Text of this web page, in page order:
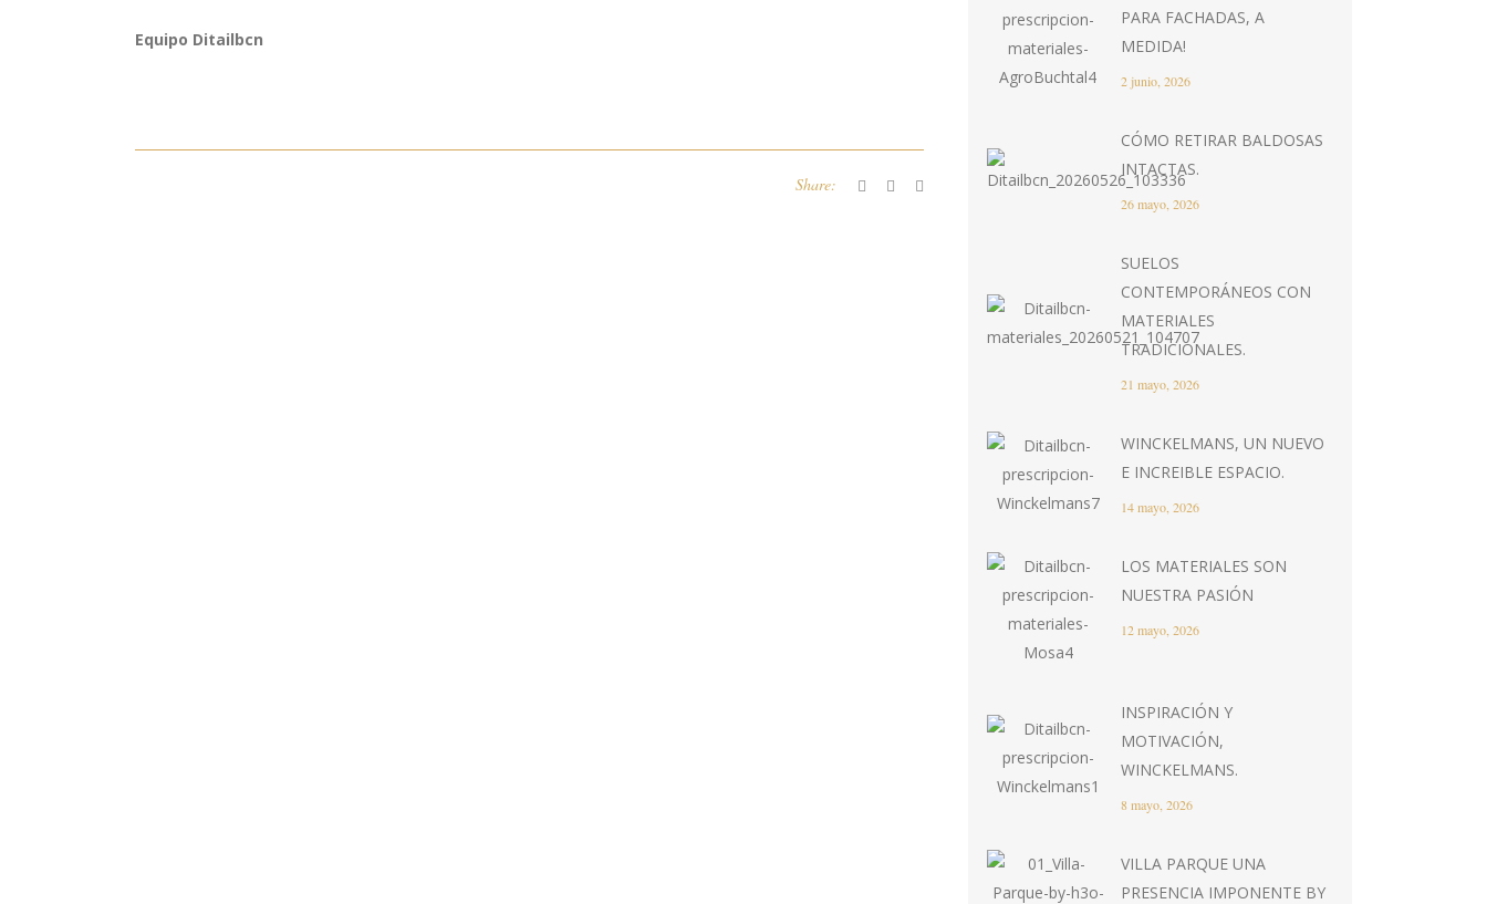
Equipo Ditailbcn
Share:
PARA FACHADAS, A
MEDIDA!
2 junio, 2026
CÓMO RETIRAR BALDOSAS
INTACTAS.
26 mayo, 2026
SUELOS
CONTEMPORÁNEOS CON
MATERIALES
TRADICIONALES.
21 mayo, 2026
WINCKELMANS, UN NUEVO
E INCREIBLE ESPACIO.
14 mayo, 2026
LOS MATERIALES SON
NUESTRA PASIÓN
12 mayo, 2026
INSPIRACIÓN Y
MOTIVACIÓN,
WINCKELMANS.
8 mayo, 2026
VILLA PARQUE UNA
PRESENCIA IMPONENTE BY